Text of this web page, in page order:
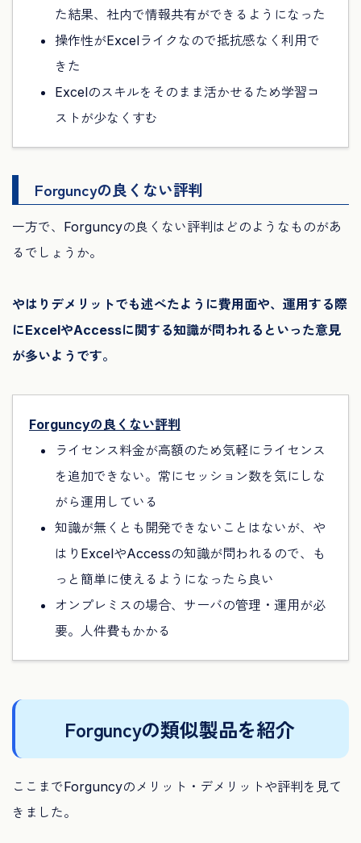
た結果、社内で情報共有ができるようになった
操作性がExcelライクなので抵抗感なく利用で
きた
Excelのスキルをそのまま活かせるため学習コ
ストが少なくすむ
Forguncyの良くない評判
一方で、Forguncyの良くない評判はどのようなものがあ
るでしょうか。
やはりデメリットでも述べたように費用面や、運用する際
にExcelやAccessに関する知識が問われるといった意見
が多いようです。
Forguncyの良くない評判
ライセンス料金が高額のため気軽にライセンス
を追加できない。常にセッション数を気にしな
がら運用している
知識が無くとも開発できないことはないが、や
はりExcelやAccessの知識が問われるので、も
っと簡単に使えるようになったら良い
オンプレミスの場合、サーバの管理・運用が必
要。人件費もかかる
Forguncyの類似製品を紹介
ここまでForguncyのメリット・デメリットや評判を見て
きました。